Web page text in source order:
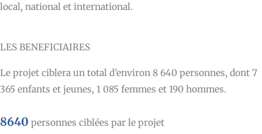
local, national et international.
LES BENEFICIAIRES
Le projet ciblera un total d’environ 8 640 personnes, dont 7
365 enfants et jeunes, 1 085 femmes et 190 hommes.
8640 personnes ciblées par le projet